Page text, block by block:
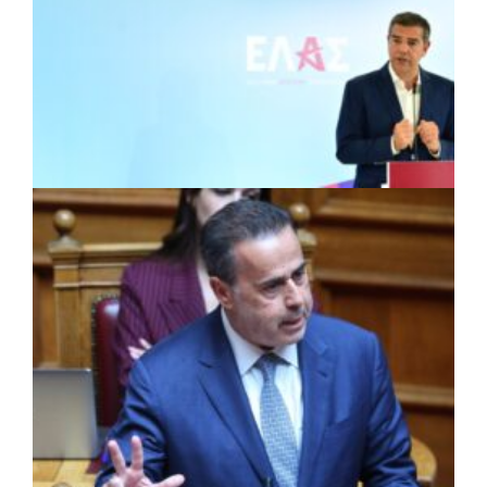
ΠΟΛΙΤΙΚΗ | 28/07/2026 · 15:46
Τσίπρας: Νέα αρχιτεκτονική για την
Αυτοδιοίκηση με το σχέδιο
«Αριστοτέλης»